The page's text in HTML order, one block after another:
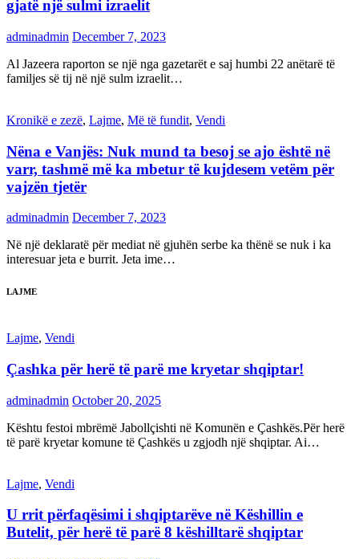
gjatë një sulmi izraelit
adminadmin December 7, 2023
Al Jazeera raporton se një nga gazetarët e saj humbi 22 anëtarë të
familjes së tij në një sulm izraelit…
Kronikë e zezë, Lajme, Më të fundit, Vendi
Nëna e Vanjës: Nuk mund ta besoj se ajo është në
varr, tashmë më ka mbetur të kujdesem vetëm për
vajzën tjetër
adminadmin December 7, 2023
Në një deklaratë për mediat në gjuhën serbe ka thënë se nuk i ka
interesuar jeta e burrit. Jeta ime…
LAJME
Lajme, Vendi
Çashka për herë të parë me kryetar shqiptar!
adminadmin October 20, 2025
Kështu festoi mbrëmë Jabollçishti në Komunën e Çashkës.Për herë
të parë kryetar komune të Çashkës u zgjodh një shqiptar. Ai…
Lajme, Vendi
U rrit përfaqësimi i shqiptarëve në Këshillin e
Butelit, për herë të parë 8 këshilltarë shqiptar